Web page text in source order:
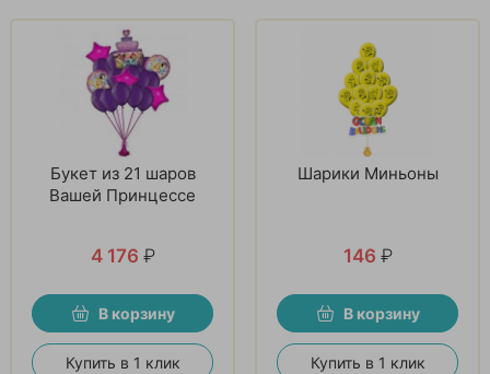
Букет из 21 шаров
Вашей Принцессе
4 176 ₽
В корзину
Купить в 1 клик
Шарики Миньоны
146 ₽
В корзину
Купить в 1 клик